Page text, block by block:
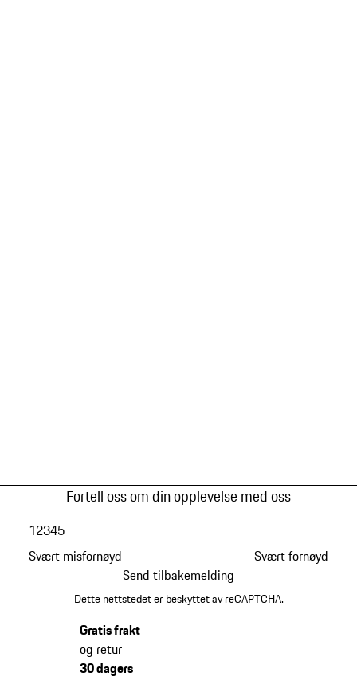
Fortell oss om din opplevelse med oss
Svært misfornøyd
12345
Svært fornøyd
Send tilbakemelding
Dette nettstedet er beskyttet av reCAPTCHA.
Gratis frakt
og retur
30 dagers